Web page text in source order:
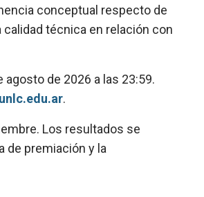
conceptual respecto de
técnica en relación con
de 2026 a las 23:59.
.
Los resultados se
de premiación y la